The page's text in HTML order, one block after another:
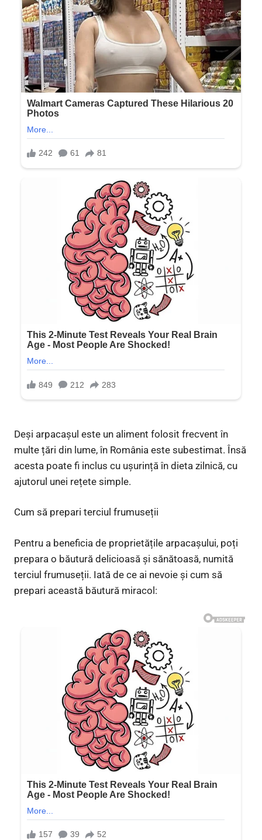
Deși arpacașul este un aliment folosit frecvent în
multe țări din lume, în România este subestimat. Însă
acesta poate fi inclus cu ușurință în dieta zilnică, cu
ajutorul unei rețete simple.
Cum să prepari terciul frumuseții
Pentru a beneficia de proprietățile arpacașului, poți
prepara o băutură delicioasă și sănătoasă, numită
terciul frumuseții. Iată de ce ai nevoie și cum să
prepari această băutură miracol: